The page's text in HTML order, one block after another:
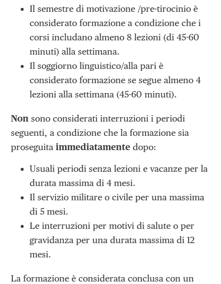
Il semestre di motivazione /pre-tirocinio è
considerato formazione a condizione che i
corsi includano almeno 8 lezioni (di 45-60
minuti) alla settimana.
Il soggiorno linguistico/alla pari è
considerato formazione se segue almeno 4
lezioni alla settimana (45-60 minuti).
Non sono considerati interruzioni i periodi
seguenti, a condizione che la formazione sia
proseguitaimmediatamente dopo:
Usuali periodi senza lezioni e vacanze per la
durata massima di 4 mesi.
Il servizio militare o civile per una massima
di 5 mesi.
Le interruzioni per motivi di salute o per
gravidanza per una durata massima di 12
mesi.
La formazione è considerata conclusa con un